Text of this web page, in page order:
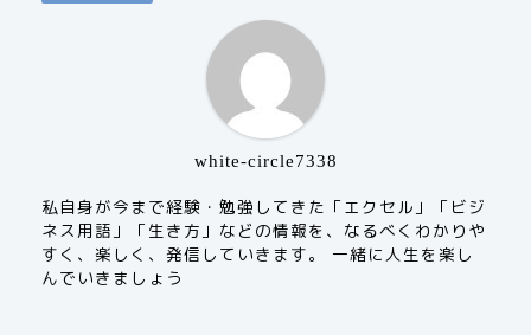
white-circle7338
私自身が今まで経験・勉強してきた「エクセル」「ビジ
ネス用語」「生き方」などの情報を、なるべくわかりや
すく、楽しく、発信していきます。 一緒に人生を楽し
んでいきましょう